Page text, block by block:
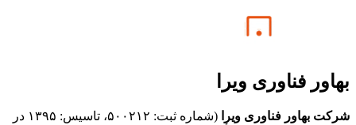
بهاور فناوری ویرا
شرکت بهاور فناوری ویرا
(شماره ثبت: ۵۰۰۲۱۲، تاسیس: ۱۳۹۵ در